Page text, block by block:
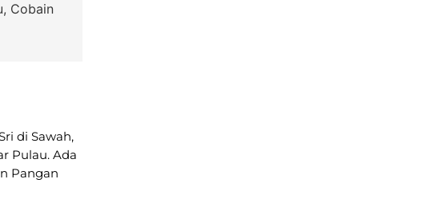
Cobain
di Sawah,
Pulau. Ada
Pangan